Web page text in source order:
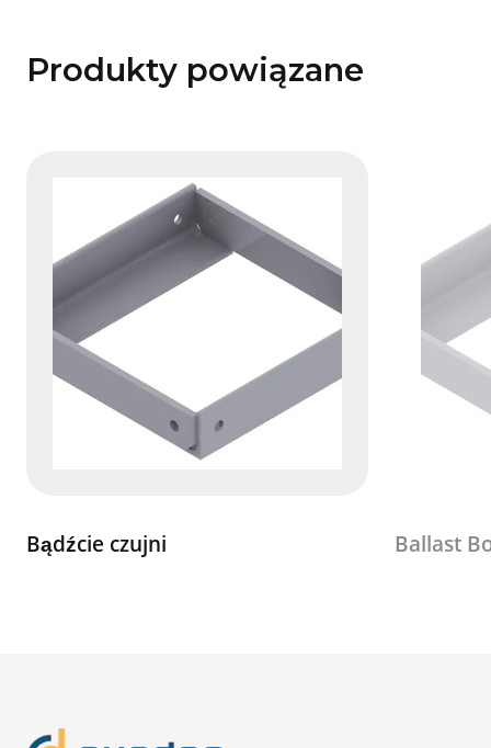
Produkty powiązane
Bądźcie czujni Ballast